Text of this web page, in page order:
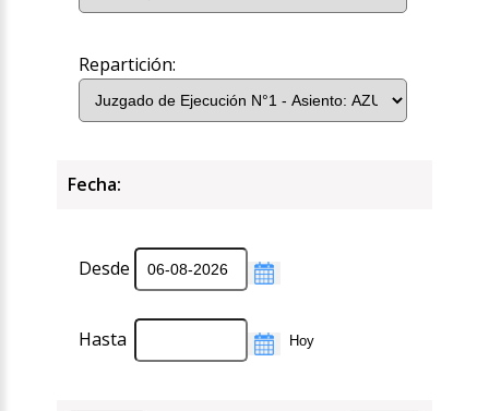
Repartición:
Fecha:
Desde
Hasta